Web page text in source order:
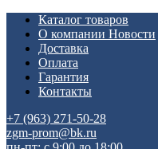
Каталог товаров
О компании Новости
Доставка
Оплата
Гарантия
Контакты
+7 (963) 271-50-28
zgm-prom@bk.ru